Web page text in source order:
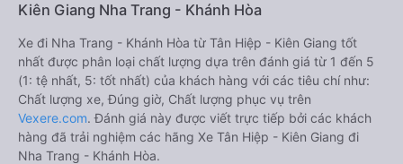
Kiên Giang Nha Trang - Khánh Hòa
Xe đi Nha Trang - Khánh Hòa từ Tân Hiệp - Kiên Giang tốt
nhất được phân loại chất lượng dựa trên đánh giá từ 1 đến 5
(1: tệ nhất, 5: tốt nhất) của khách hàng với các tiêu chí như:
Chất lượng xe, Đúng giờ, Chất lượng phục vụ trên
Vexere.com. Đánh giá này được viết trực tiếp bởi các khách
hàng đã trải nghiệm các hãng Xe Tân Hiệp - Kiên Giang đi
Nha Trang - Khánh Hòa.